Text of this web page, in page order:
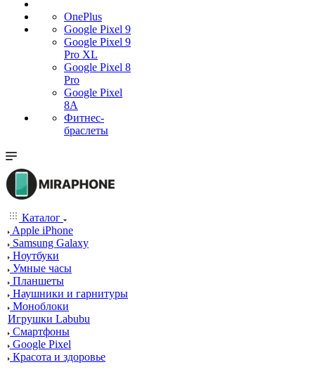
OnePlus
Google Pixel 9
Google Pixel 9
Pro XL
Google Pixel 8
Pro
Google Pixel
8A
Фитнес-
браслеты
Каталог
Apple iPhone
Samsung Galaxy
Ноутбуки
Умные часы
Планшеты
Наушники и гарнитуры
Моноблоки
Игрушки Labubu
Смартфоны
Google Pixel
Красота и здоровье